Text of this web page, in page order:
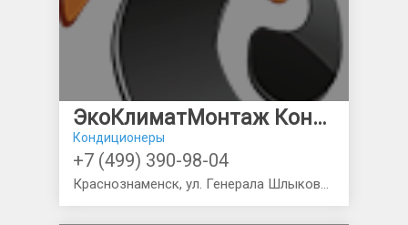
ЭкоКлиматМонтаж Кондиционеры в Краснознаменске
Кондиционеры
+7 (499) 390-98-04
Краснознаменск, ул. Генерала Шлыкова, д.5а офис № 9